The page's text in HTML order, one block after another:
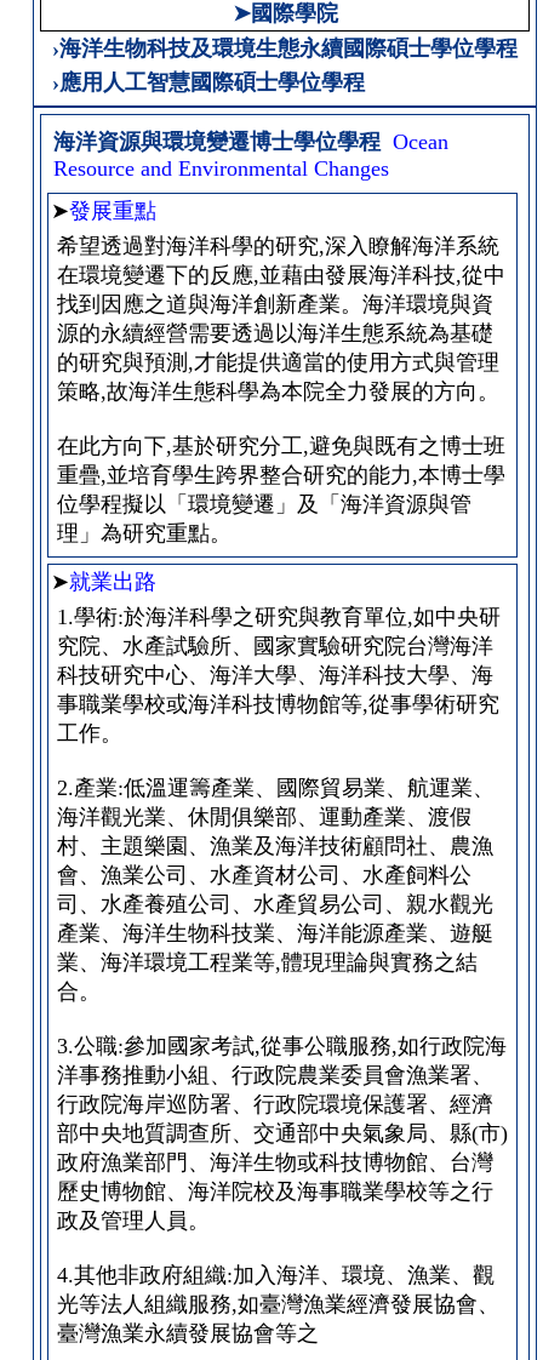
➤國際學院
›海洋生物科技及環境生態永續國際碩士學位學程
›應用人工智慧國際碩士學位學程
海洋資源與環境變遷博士學位學程 Ocean
Resource and Environmental Changes
➤發展重點
希望透過對海洋科學的研究,深入瞭解海洋系統
在環境變遷下的反應,並藉由發展海洋科技,從中
找到因應之道與海洋創新產業。海洋環境與資
源的永續經營需要透過以海洋生態系統為基礎
的研究與預測,才能提供適當的使用方式與管理
策略,故海洋生態科學為本院全力發展的方向。
在此方向下,基於研究分工,避免與既有之博士班
重疊,並培育學生跨界整合研究的能力,本博士學
位學程擬以「環境變遷」及「海洋資源與管
理」為研究重點。
➤就業出路
1.學術:於海洋科學之研究與教育單位,如中央研
究院、水產試驗所、國家實驗研究院台灣海洋
科技研究中心、海洋大學、海洋科技大學、海
事職業學校或海洋科技博物館等,從事學術研究
工作。
2.產業:低溫運籌產業、國際貿易業、航運業、
海洋觀光業、休閒俱樂部、運動產業、渡假
村、主題樂園、漁業及海洋技術顧問社、農漁
會、漁業公司、水產資材公司、水產飼料公
司、水產養殖公司、水產貿易公司、親水觀光
產業、海洋生物科技業、海洋能源產業、遊艇
業、海洋環境工程業等,體現理論與實務之結
合。
3.公職:參加國家考試,從事公職服務,如行政院海
洋事務推動小組、行政院農業委員會漁業署、
行政院海岸巡防署、行政院環境保護署、經濟
部中央地質調查所、交通部中央氣象局、縣(市)
政府漁業部門、海洋生物或科技博物館、台灣
歷史博物館、海洋院校及海事職業學校等之行
政及管理人員。
4.其他非政府組織:加入海洋、環境、漁業、觀
光等法人組織服務,如臺灣漁業經濟發展協會、
臺灣漁業永續發展協會等之